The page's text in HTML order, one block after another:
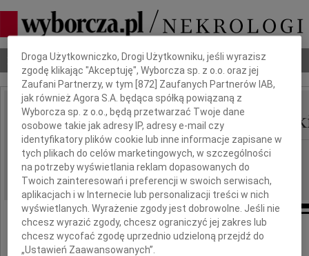
Nekrologi Odeszli Poradnik pogrzebowy
IMIĘ I NAZWISKO: Włodzimierz
REGION: Szczecin
DATA EMISJI: 30.03.2010
Z żalem przyjęliśmy wiadomość o śmierci
Dbamy o Twoją prywatność
Droga Użytkowniczko, Drogi Użytkowniku, jeśli wyrazisz
zgodę klikając "Akceptuję", Wyborcza sp. z o.o. oraz jej
Zaufani Partnerzy, w tym [872 ] Zaufanych Partnerów IAB,
jak również Agora S.A. będąca spółką powiązaną z
Wyborcza sp. z o.o., będą przetwarzać Twoje dane
osobowe takie jak adresy IP, adresy e-mail czy
identyfikatory plików cookie lub inne informacje zapisane w
tych plikach do celów marketingowych, w szczególności
na potrzeby wyświetlania reklam dopasowanych do
Twoich zainteresowań i preferencji w swoich serwisach,
aplikacjach i w Internecie lub personalizacji treści w nich
wyświetlanych. Wyrażenie zgody jest dobrowolne. Jeśli nie
chcesz wyrazić zgody, chcesz ograniczyć jej zakres lub
chcesz wycofać zgodę uprzednio udzieloną przejdź do
„Ustawień Zaawansowanych”.